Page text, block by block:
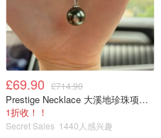
£69.90 £714.90
Prestige Necklace 大溪地珍珠项链 10-11mm
1折收！！
Secret Sales 1440人感兴趣